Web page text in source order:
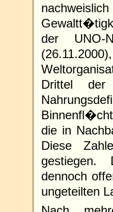
der UNO-
Drittel der
die in
Diese
gestiegen.
dennoch
ungeteilten